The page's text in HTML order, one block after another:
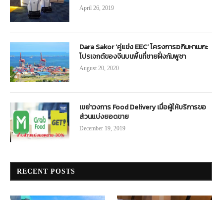
April 26, 2019
Dara Sakor ‘คู่แข่ง EEC’ โครงการอภิมหาเมกะ
โปรเจกต์ของจีนบนพื้นที่ชายฝั่งกัมพูชา
August 20, 2020
เขย่าวงการ Food Delivery เมื่อผู้ให้บริการขอ
ส่วนแบ่งยอดขาย
December 19, 2019
RECENT POSTS